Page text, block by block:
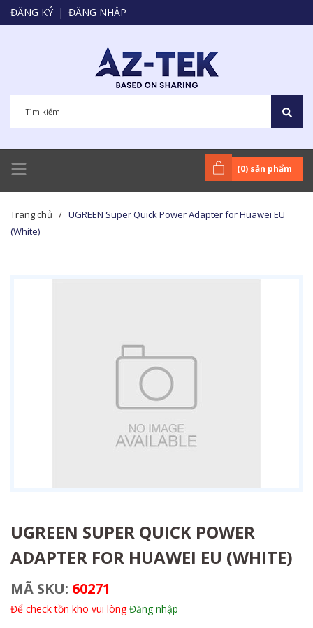
ĐĂNG KÝ | ĐĂNG NHẬP
(0) sản phẩm
Trang chủ / UGREEN Super Quick Power Adapter for Huawei EU
(White)
UGREEN SUPER QUICK POWER
ADAPTER FOR HUAWEI EU (WHITE)
MÃ SKU: 60271
Để check tồn kho vui lòngĐăng nhập